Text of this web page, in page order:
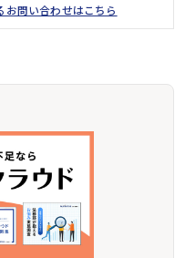
お問い合わせはこちら